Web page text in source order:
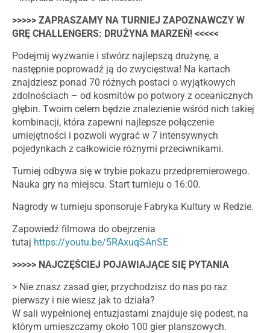
>>>>> ZAPRASZAMY NA TURNIEJ ZAPOZNAWCZY W
GRĘ CHALLENGERS: DRUŻYNA MARZEŃ! <<<<<
Podejmij wyzwanie i stwórz najlepszą drużynę, a
następnie poprowadź ją do zwycięstwa! Na kartach
znajdziesz ponad 70 różnych postaci o wyjątkowych
zdolnościach – od kosmitów po potwory z oceanicznych
głębin. Twoim celem będzie znalezienie wśród nich takiej
kombinacji, która zapewni najlepsze połączenie
umiejętności i pozwoli wygrać w 7 intensywnych
pojedynkach z całkowicie różnymi przeciwnikami.
Turniej odbywa się w trybie pokazu przedpremierowego.
Nauka gry na miejscu. Start turnieju o 16:00.
Nagrody w turnieju sponsoruje Fabryka Kultury w Redzie.
Zapowiedź filmowa do obejrzenia
tutaj https://youtu.be/5RAxuqSAnSE
>>>>> NAJCZĘŚCIEJ POJAWIAJĄCE SIĘ PYTANIA
> Nie znasz zasad gier, przychodzisz do nas po raz
pierwszy i nie wiesz jak to działa?
W sali wypełnionej entuzjastami znajduje się podest, na
którym umieszczamy około 100 gier planszowych.